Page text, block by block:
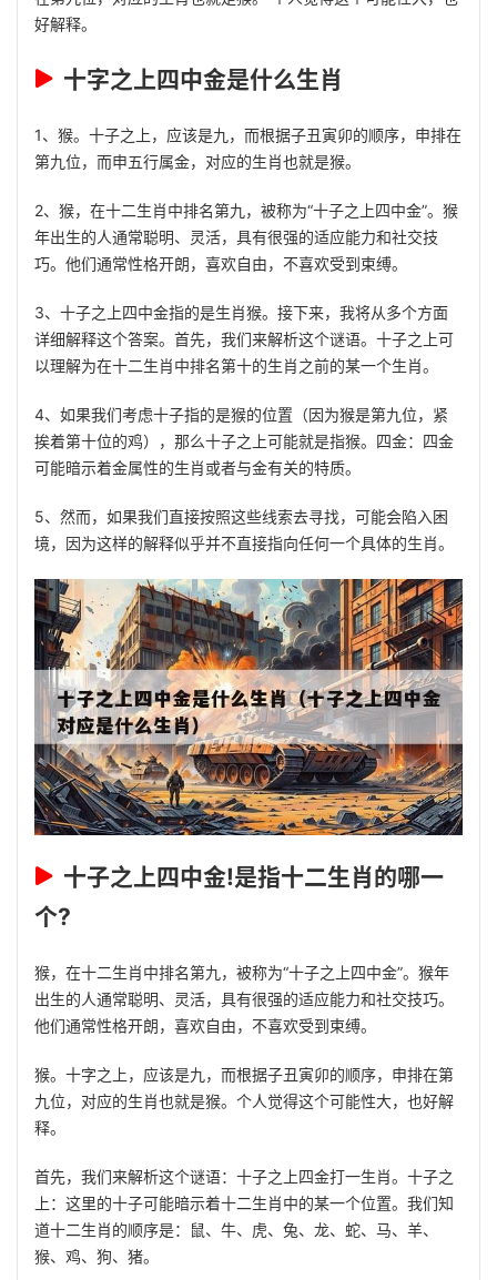
好解释。
十字之上四中金是什么生肖
1、猴。十子之上，应该是九，而根据子丑寅卯的顺序，申排在
第九位，而申五行属金，对应的生肖也就是猴。
2、猴，在十二生肖中排名第九，被称为“十子之上四中金”。猴
年出生的人通常聪明、灵活，具有很强的适应能力和社交技
巧。他们通常性格开朗，喜欢自由，不喜欢受到束缚。
3、十子之上四中金指的是生肖猴。接下来，我将从多个方面
详细解释这个答案。首先，我们来解析这个谜语。十子之上可
以理解为在十二生肖中排名第十的生肖之前的某一个生肖。
4、如果我们考虑十子指的是猴的位置（因为猴是第九位，紧
挨着第十位的鸡），那么十子之上可能就是指猴。四金：四金
可能暗示着金属性的生肖或者与金有关的特质。
5、然而，如果我们直接按照这些线索去寻找，可能会陷入困
境，因为这样的解释似乎并不直接指向任何一个具体的生肖。
十子之上四中金!是指十二生肖的哪一
个?
猴，在十二生肖中排名第九，被称为“十子之上四中金”。猴年
出生的人通常聪明、灵活，具有很强的适应能力和社交技巧。
他们通常性格开朗，喜欢自由，不喜欢受到束缚。
猴。十字之上，应该是九，而根据子丑寅卯的顺序，申排在第
九位，对应的生肖也就是猴。个人觉得这个可能性大，也好解
释。
首先，我们来解析这个谜语：十子之上四金打一生肖。十子之
上：这里的十子可能暗示着十二生肖中的某一个位置。我们知
道十二生肖的顺序是：鼠、牛、虎、兔、龙、蛇、马、羊、
猴、鸡、狗、猪。